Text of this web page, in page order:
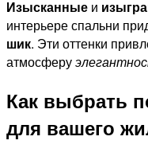
Изысканные и
интерьере спальни
шик. Эти оттенки
атмосферу
Как выбрать
для вашего